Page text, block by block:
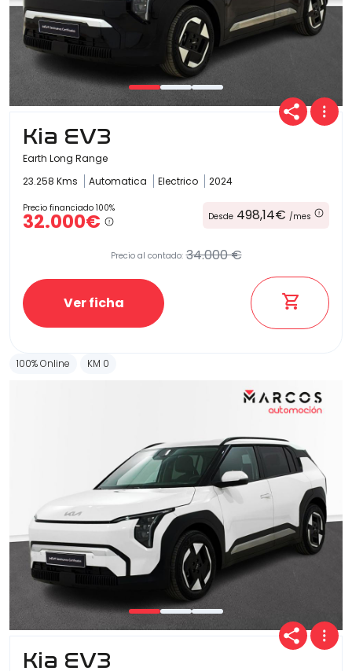
Kia EV3
Earth Long Range
23.258 Kms
Automatica Electrico 2024
Precio financiado 100%
32.000€ Desde 498,14€ /mes
Precio al contado: 34.000 €
Ver ficha
100% Online KM 0
Kia EV3